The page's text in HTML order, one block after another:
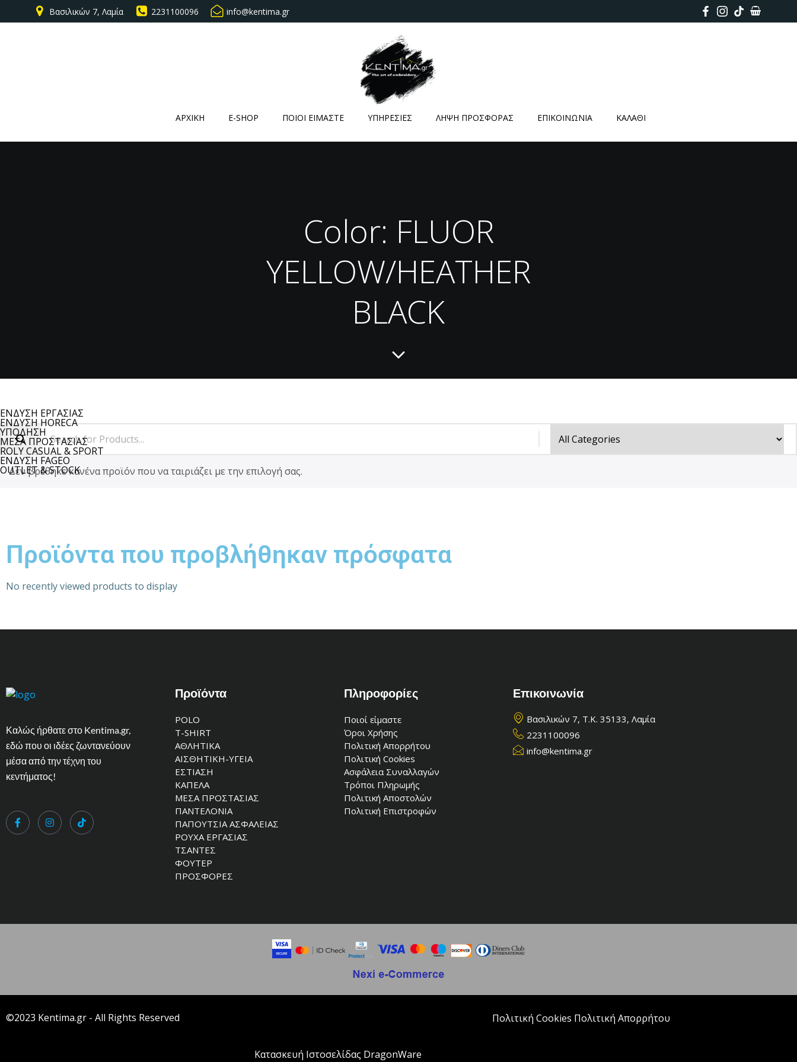
Βασιλικών 7, Λαμία 2231100096 info@kentima.gr
ΑΡΧΙΚΗ E-SHOP ΠΟΙΟΙ ΕΙΜΑΣΤΕ ΥΠΗΡΕΣΙΕΣ ΛΗΨΗ ΠΡΟΣΦΟΡΑΣ ΕΠΙΚΟΙΝΩΝΙΑ ΚΑΛΑΘΙ
Color: FLUOR
YELLOW/HEATHER
BLACK
ΕΝΔΥΣΗ ΕΡΓΑΣΙΑΣ
ΕΝΔΥΣΗ HORECA
ΥΠΟΔΗΣΗ
ΜΕΣΑ ΠΡΟΣΤΑΣΙΑΣ
ROLY CASUAL & SPORT
ΕΝΔΥΣΗ FAGEO
OUTLET & STOCK
Δεν βρέθηκε κανένα προϊόν που να ταιριάζει με την επιλογή σας.
Προϊόντα που προβλήθηκαν πρόσφατα
No recently viewed products to display
Καλώς ήρθατε στο Kentima.gr,
εδώ που οι ιδέες ζωντανεύουν
μέσα από την τέχνη του
κεντήματος!
Προϊόντα
POLO
T-SHIRT
ΑΘΛΗΤΙΚΑ
ΑΙΣΘΗΤΙΚΗ-ΥΓΕΙΑ
ΕΣΤΙΑΣΗ
ΚΑΠΕΛΑ
ΜΕΣΑ ΠΡΟΣΤΑΣΙΑΣ
ΠΑΝΤΕΛΟΝΙΑ
ΠΑΠΟΥΤΣΙΑ ΑΣΦΑΛΕΙΑΣ
ΡΟΥΧΑ ΕΡΓΑΣΙΑΣ
ΤΣΑΝΤΕΣ
ΦΟΥΤΕΡ
ΠΡΟΣΦΟΡΕΣ
Πληροφορίες
Ποιοί είμαστε
Όροι Χρήσης
Πολιτική Απορρήτου
Πολιτική Cookies
Ασφάλεια Συναλλαγών
Τρόποι Πληρωμής
Πολιτική Αποστολών
Πολιτική Επιστροφών
Επικοινωνία
Βασιλικών 7, Τ.Κ. 35133, Λαμία
2231100096
info@kentima.gr
©2023 Kentima.gr - All Rights Reserved Πολιτική Cookies Πολιτική Απορρήτου
Κατασκευή Ιστοσελίδας DragonWare